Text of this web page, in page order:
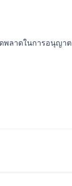
พลาดในการอนุญาต